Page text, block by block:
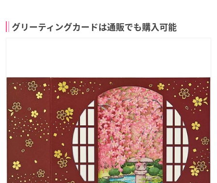
グリーティングカードは通販でも購入可能